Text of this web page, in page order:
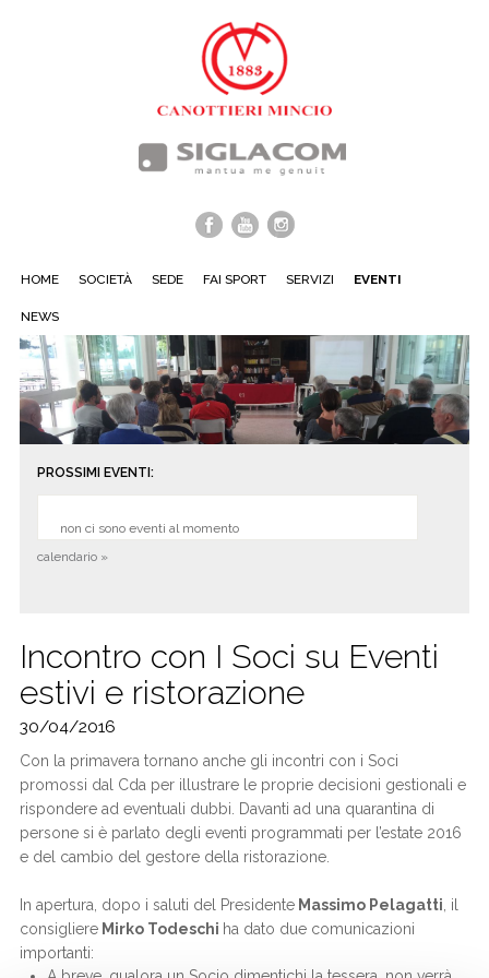
HOME SOCIETÀ SEDE FAI SPORT SERVIZI EVENTI
NEWS
PROSSIMI EVENTI:
non ci sono eventi al momento
calendario »
Incontro con I Soci su Eventi
estivi e ristorazione
30/04/2016
Con la primavera tornano anche gli incontri con i Soci
promossi dal Cda per illustrare le proprie decisioni gestionali e
rispondere ad eventuali dubbi. Davanti ad una quarantina di
persone si è parlato degli eventi programmati per l’estate 2016
e del cambio del gestore della ristorazione.
In apertura, dopo i saluti del PresidenteMassimo Pelagatti , il
consigliereMirko Todeschi ha dato due comunicazioni
importanti: